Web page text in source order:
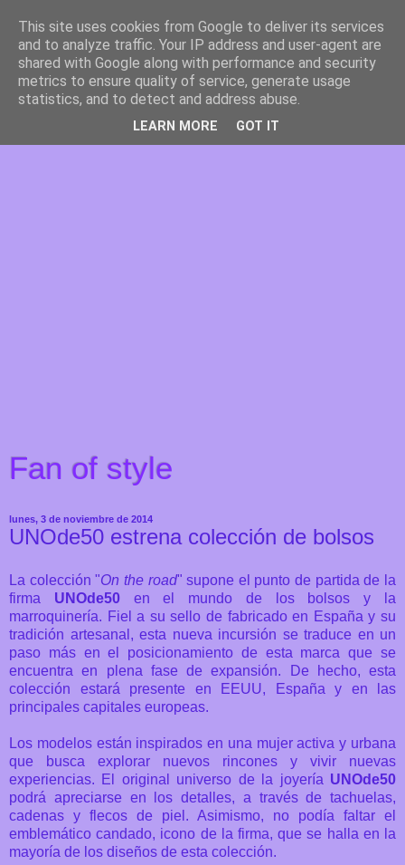
Fan of style
lunes, 3 de noviembre de 2014
UNOde50 estrena colección de bolsos
La colección "On the road" supone el punto de partida de la
firma UNOde50en el mundo de los bolsos y la
marroquinería. Fiel a su sello de fabricado en España y su
tradición artesanal, esta nueva incursión se traduce en un
paso más en el posicionamiento de esta marca que se
encuentra en plena fase de expansión. De hecho, esta
colección estará presente en EEUU, España y en las
principales capitales europeas.
Los modelos están inspirados en una mujer activa y urbana
que busca explorar nuevos rincones y vivir nuevas
experiencias. El original universo de la joyería UNOde50
podrá apreciarse en los detalles, a través de tachuelas,
cadenas y flecos de piel. Asimismo, no podía faltar el
emblemático candado, icono de la firma, que se halla en la
mayoría de los diseños de esta colección.
This site uses cookies from Google to deliver its services
and to analyze traffic. Your IP address and user-agent are
shared with Google along with performance and security
metrics to ensure quality of service, generate usage
statistics, and to detect and address abuse.
LEARN MORE GOT IT